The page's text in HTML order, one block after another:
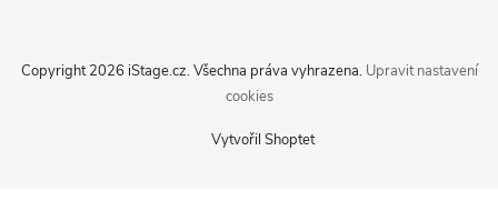
Vytvořil Shoptet
Copyright 2026 iStage.cz. Všechna práva vyhrazena. Upravit nastavení
cookies